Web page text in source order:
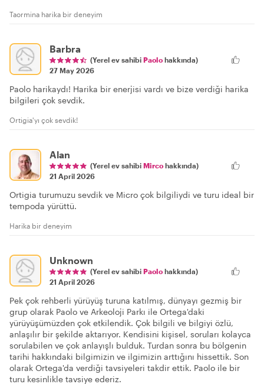
Taormina harika bir deneyim
Barbra
(Yerel ev sahibi Paolo hakkında)
27 May 2026
Paolo harikaydı! Harika bir enerjisi vardı ve bize verdiği harika
bilgileri çok sevdik.
Ortigia'yı çok sevdik!
Alan
(Yerel ev sahibi Mirco hakkında)
21 April 2026
Ortigia turumuzu sevdik ve Micro çok bilgiliydi ve turu ideal bir
tempoda yürüttü.
Harika bir deneyim
Unknown
(Yerel ev sahibi Paolo hakkında)
21 April 2026
Pek çok rehberli yürüyüş turuna katılmış, dünyayı gezmiş bir
grup olarak Paolo ve Arkeoloji Parkı ile Ortega'daki
yürüyüşümüzden çok etkilendik. Çok bilgili ve bilgiyi özlü,
anlaşılır bir şekilde aktarıyor. Kendisini kişisel, soruları kolayca
sorulabilen ve çok anlayışlı bulduk. Turdan sonra bu bölgenin
tarihi hakkındaki bilgimizin ve ilgimizin arttığını hissettik. Son
olarak Ortega'da verdiği tavsiyeleri takdir ettik. Paolo ile bir
turu kesinlikle tavsiye ederiz.